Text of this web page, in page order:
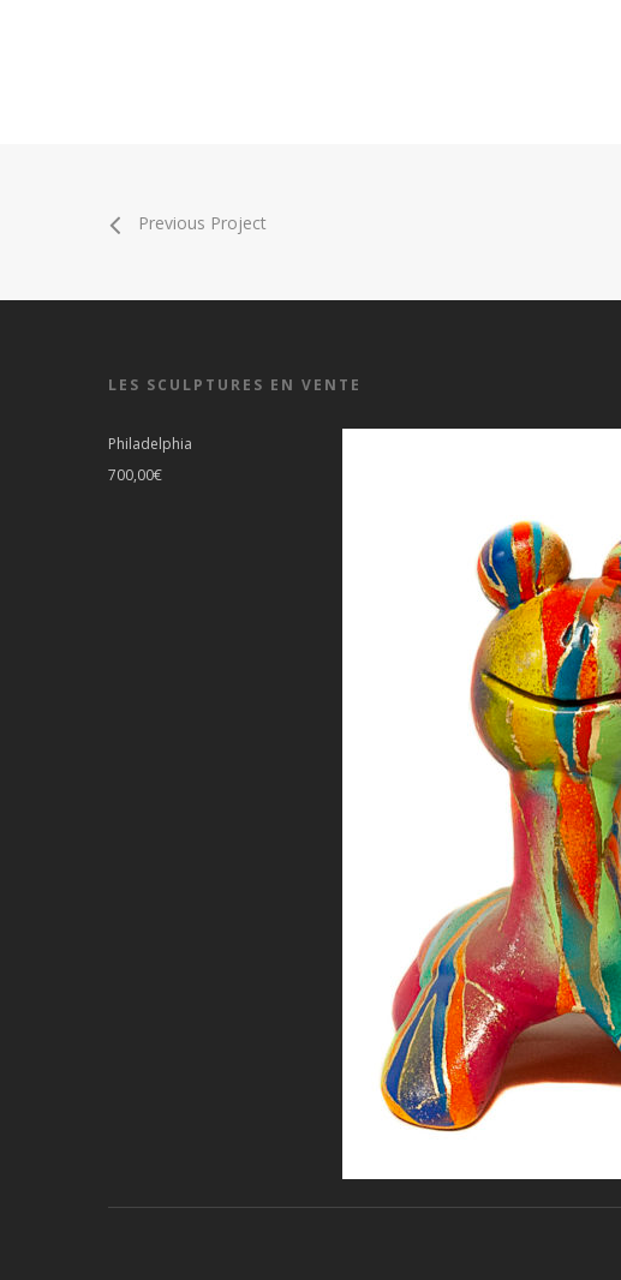
Previous Project
LES SCULPTURES EN VENTE
Philadelphia
700,00€